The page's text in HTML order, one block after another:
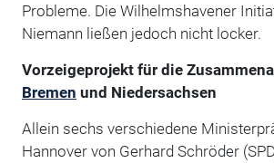
Probleme. Die Wilhelmshavener
Niemann ließen jedoch nicht locker.
Vorzeigeprojekt für die
Bremen und Niedersachsen
Allein sechs verschiedene
Hannover von Gerhard Schröder